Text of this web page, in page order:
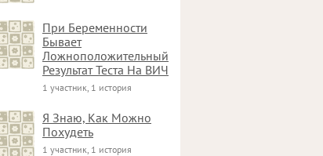
При Беременности
Бывает
Ложноположительный
Результат Теста На ВИЧ
1 участник, 1 история
Я Знаю, Как Можно
Похудеть
1 участник, 1 история